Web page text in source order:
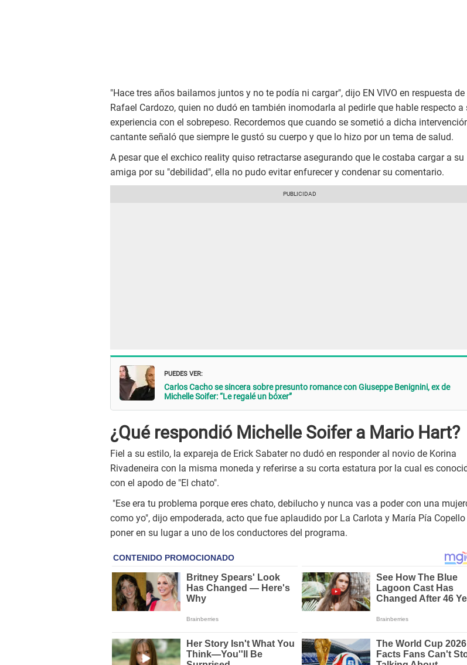
"Hace tres años bailamos juntos y no te podía ni cargar", dijo EN VIVO en respuesta de
Rafael Cardozo, quien no dudó en también inomodarla al pedirle que hable respecto a
experiencia con el sobrepeso. Recordemos que cuando se sometió a dicha
cantante señaló que siempre le gustó su cuerpo y que lo hizo por un tema de salud.
A pesar que el exchico reality quiso retractarse asegurando que le costaba cargar a su
amiga por su "debilidad", ella no pudo evitar enfurecer y condenar su comentario.
PUEDES VER:
Carlos Cacho se sincera sobre presunto romance con Giuseppe Benignini, ex de
Michelle Soifer: “Le regalé un bóxer”
¿Qué respondió Michelle Soifer a Mario Hart?
Fiel a su estilo, la expareja de Erick Sabater no dudó en responder al novio de Korina
Rivadeneira con la misma moneda y referirse a su corta estatura por la cual es
con el apodo de "El chato".
"Ese era tu problema porque eres chato, debilucho y nunca vas a poder con una
como yo", dijo empoderada, acto que fue aplaudido por La Carlota y María Pía Copello
poner en su lugar a uno de los conductores del programa.